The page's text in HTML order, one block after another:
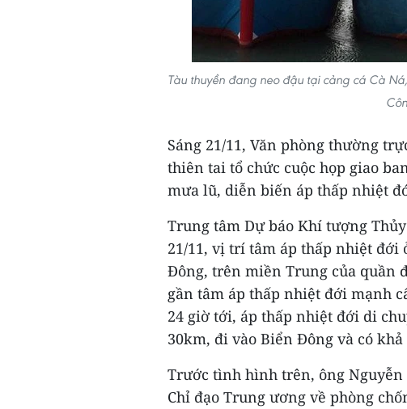
Tàu thuyền đang neo đậu tại cảng cá Cà
Sáng 21/11, Văn phòng thường
thiên tai tổ chức cuộc họp giao
mưa lũ, diễn biến áp thấp nhiệt
Trung tâm Dự báo Khí tượng
21/11, vị trí tâm áp thấp nhiệt đới
Đông, trên miền Trung của quần
gần tâm áp thấp nhiệt đới mạnh
24 giờ tới, áp thấp nhiệt đới di
30km, đi vào Biển Đông và có
Trước tình hình trên, ông Nguyễn
Chỉ đạo Trung ương về phòng